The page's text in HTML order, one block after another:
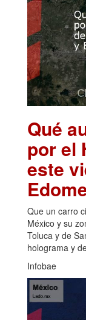
Qué
por el
este
Que un carro
México y su
Toluca y de
holograma y
Infobae